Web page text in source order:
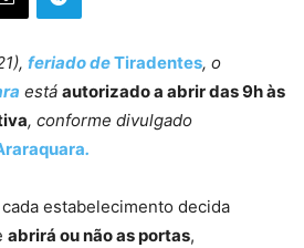
feriado deTiradentes, o
está autorizado a abrir das 9h às
, conforme divulgado
.
estabelecimento decida
abrirá ou não as portas,